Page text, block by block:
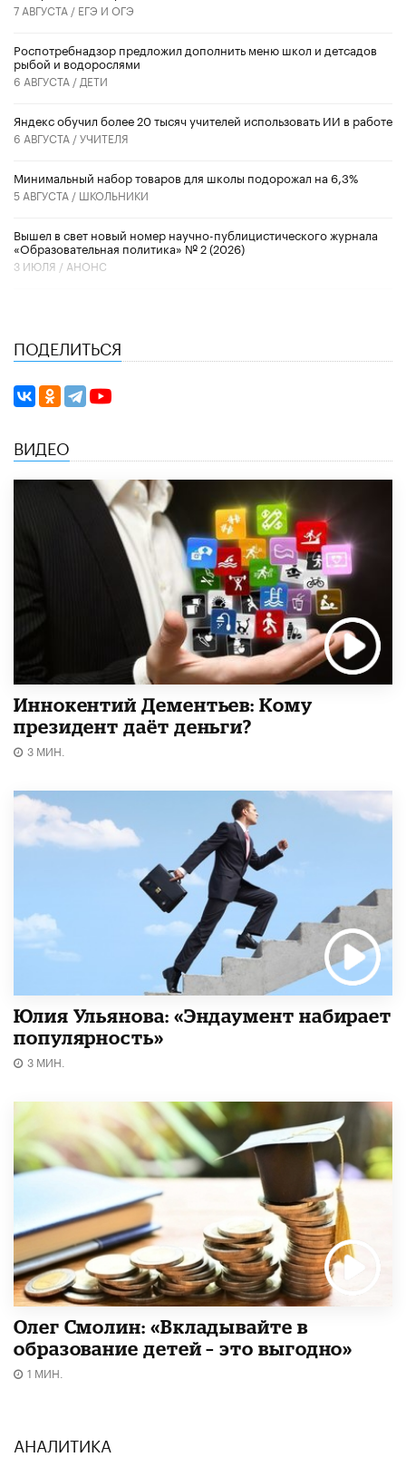
7 АВГУСТА / ЕГЭ И ОГЭ
Роспотребнадзор предложил дополнить меню школ и детсадов
рыбой и водорослями
6 АВГУСТА / ДЕТИ
​Яндекс обучил более 20 тысяч учителей использовать ИИ в работе
6 АВГУСТА /УЧИТЕЛЯ
Минимальный набор товаров для школы подорожал на 6,3%
5 АВГУСТА / ШКОЛЬНИКИ
Вышел в свет новый номер научно-публицистического журнала
«Образовательная политика» № 2 (2026)
3 ИЮЛЯ / АНОНС
ПОДЕЛИТЬСЯ
ВИДЕО
Иннокентий Дементьев: Кому
президент даёт деньги?
3 МИН.
Юлия Ульянова: «Эндаумент набирает
популярность»
3 МИН.
Олег Смолин: «Вкладывайте в
образование детей – это выгодно»
1 МИН.
АНАЛИТИКА